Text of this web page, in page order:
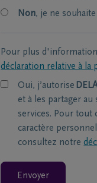
Non, je ne
Pour plus
déclaration relative à la
Oui, j’autorise
et à les partager
services. Pour tout
caractère
consultez notre
Envoyer